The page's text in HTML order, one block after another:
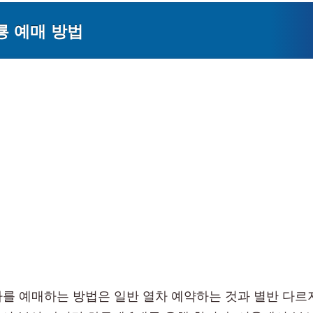
예매 방법
예매하는 방법은 일반 열차 예약하는 것과 별반 다르